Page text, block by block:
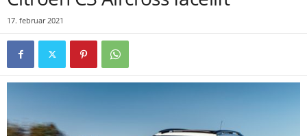
17. februar 2021